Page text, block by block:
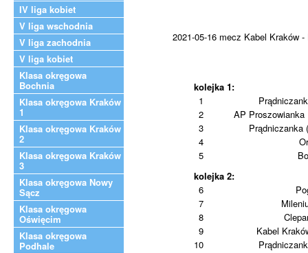
IV liga kobiet
V liga wschodnia
V liga zachodnia
V liga kobiet
Klasa okręgowa
Bochnia
Klasa okręgowa Kraków
1
Klasa okręgowa Kraków
2
Klasa okręgowa Kraków
3
Klasa okręgowa Nowy
Sącz
Klasa okręgowa
Oświęcim
Klasa okręgowa
Podhale
2021-05-16 mecz Kabel Kraków
kolejka 1:
1
2
AP Proszowianka
3
Prądniczanka
4
5
kolejka 2:
6
7
8
9
Kabel
10